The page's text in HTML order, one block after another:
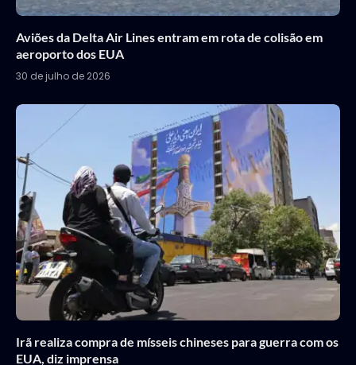
Aviões da Delta Air Lines entram em rota de colisão em
aeroporto dos EUA
30 de julho de 2026
Irã realiza compra de mísseis chineses para guerra com os
EUA, diz imprensa